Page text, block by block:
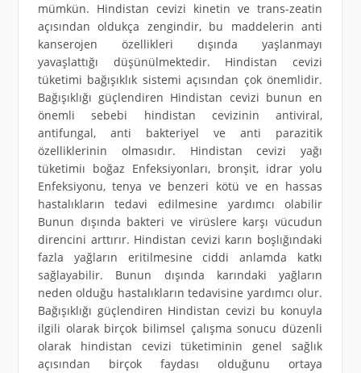
mümkün. Hindistan cevizi kinetin ve trans-zeatin
açısından oldukça zengindir, bu maddelerin anti
kanserojen özellikleri dışında yaşlanmayı
yavaşlattığı düşünülmektedir. Hindistan cevizi
tüketimi bağışıklık sistemi açısından çok önemlidir.
Bağışıklığı güçlendiren Hindistan cevizi bunun en
önemli sebebi hindistan cevizinin antiviral,
antifungal, anti bakteriyel ve anti parazitik
özelliklerinin olmasıdır. Hindistan cevizi yağı
tüketimiı boğaz Enfeksiyonları, bronşit, idrar yolu
Enfeksiyonu, tenya ve benzeri kötü ve en hassas
hastalıkların tedavi edilmesine yardımcı olabilir
Bunun dışında bakteri ve virüslere karşı vücudun
direncini arttırır. Hindistan cevizi karın boşlığındaki
fazla yağların eritilmesine ciddi anlamda katkı
sağlayabilir. Bunun dışında karındaki yağların
neden olduğu hastalıkların tedavisine yardımcı olur.
Bağışıklığı güçlendiren Hindistan cevizi bu konuyla
ilgili olarak birçok bilimsel çalışma sonucu düzenli
olarak hindistan cevizi tüketiminin genel sağlık
açısından birçok faydası olduğunu ortaya